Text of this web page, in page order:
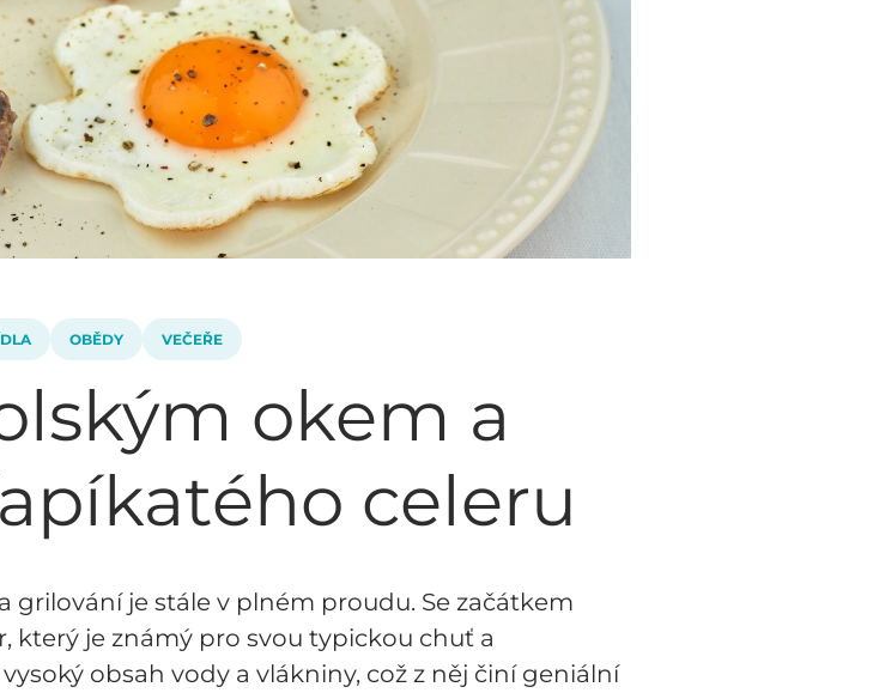
OBĚDY VEČEŘE
okem a
celeru
grilování je stále v plném proudu. Se začátkem
který je známý pro svou typickou chuť a
obsah vody a vlákniny, což z něj činí geniální